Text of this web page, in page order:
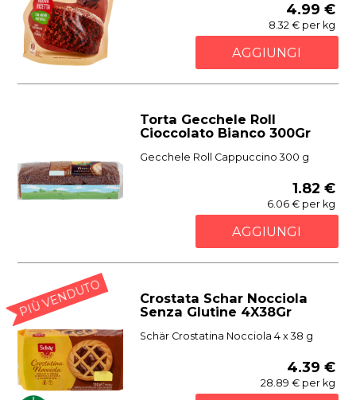
4.99 €
8.32 € per kg
AGGIUNGI
Torta Gecchele Roll
Cioccolato Bianco 300Gr
Gecchele Roll Cappuccino 300 g
1.82 €
6.06 € per kg
AGGIUNGI
PIÙ VENDUTO
Crostata Schar Nocciola
Senza Glutine 4X38Gr
Schär Crostatina Nocciola 4 x 38 g
4.39 €
28.89 € per kg